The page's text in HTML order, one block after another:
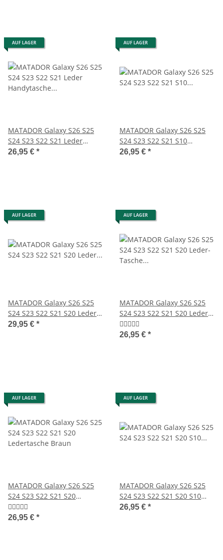
AUF LAGER
MATADOR Galaxy S26 S25
S24 S23 S22 S21 Leder
Handytasche Schwarz
26,95 € *
AUF LAGER
MATADOR Galaxy S26 S25
S24 S23 S22 S21 S10
Lederhülle Quer Braun
26,95 € *
AUF LAGER
MATADOR Galaxy S26 S25
S24 S23 S22 S21 S20 Leder
Quertasche Braun
29,95 € *
AUF LAGER
MATADOR Galaxy S26 S25
S24 S23 S22 S21 S20 Leder-
Tasche Schwarz
26,95 € *
AUF LAGER
MATADOR Galaxy S26 S25
S24 S23 S22 S21 S20
Ledertasche Braun
26,95 € *
AUF LAGER
MATADOR Galaxy S26 S25
S24 S23 S22 S21 S20 S10
Leder-Hülle Braun
26,95 € *